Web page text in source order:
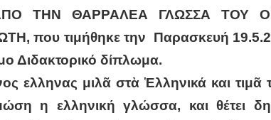
ΤΗΝ ΘΑΡΡΑΛΕΑ ΓΛΩΣΣΑ ΤΟΥ
, που τιμήθηκε την Παρασκευή
Διδακτορικό δίπλωμα.
ελληνας μιλᾶ στὰ Ἑλληνικά και
η ελληνική γλώσσα, και θέτει